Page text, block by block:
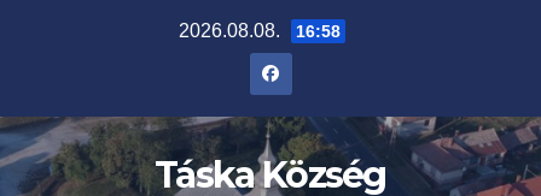
2026.08.08. 16:58
Táska Község